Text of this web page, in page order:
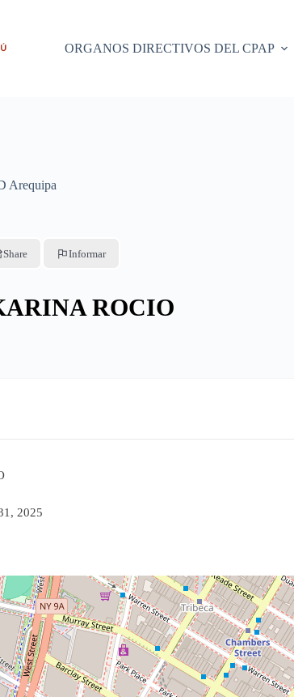
ORGANOS DIRECTIVOS DEL CPAP
Arequipa
Share Informar
ROCIO
2025